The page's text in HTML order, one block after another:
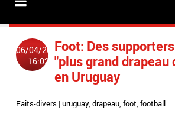
06/04/2013
16:02
Foot: Des
"plus grand drapeau
en Uruguay
Faits-divers |uruguay,drapeau,foot,football